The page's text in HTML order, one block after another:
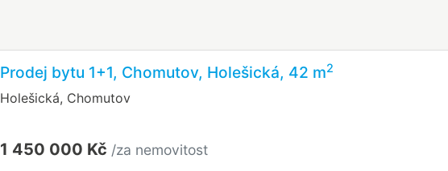
Prodej bytu 1+1, Chomutov, Holešická, 42 m2
Holešická, Chomutov
1 450 000 Kč /za nemovitost